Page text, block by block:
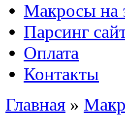
Макросы на
Парсинг
Оплата
Контакты
Главная »